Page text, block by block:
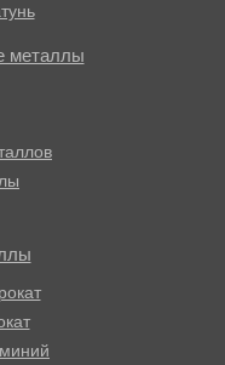
металлы